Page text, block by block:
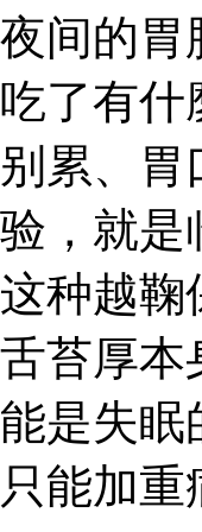
夜间的胃
吃了有什
别累、胃
验，就是
这种越鞠
舌苔厚本
能是失眠
只能加重